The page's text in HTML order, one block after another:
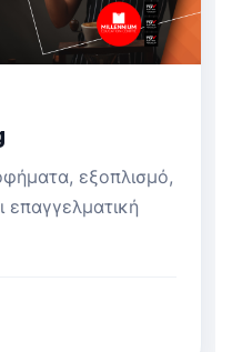
εξοπλισμό,
επαγγελματική